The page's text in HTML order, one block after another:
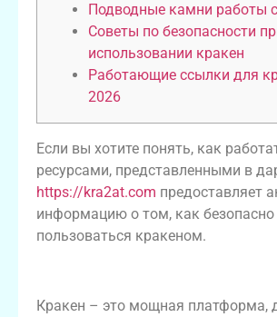
Подводные камни работы
Советы по безопасности
использовании кракен
Работающие ссылки для
2026
Если вы хотите понять, как
ресурсами, представленными в
https://kra2at.com предоставляет
информацию о том, как безопасно
пользоваться кракеном.
Кракен – это мощная платформа,